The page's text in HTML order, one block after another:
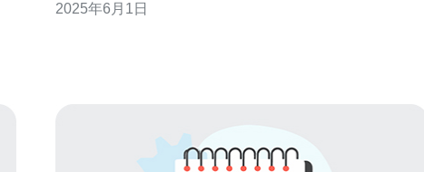
种应用程序。 越南VPS服务有着稳定高效的特点，主要有
2025年6月1日